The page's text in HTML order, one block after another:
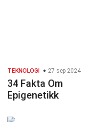
TEKNOLOGI 27 sep 2024
34 Fakta Om
Epigenetikk